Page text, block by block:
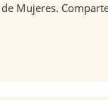
Mujeres.